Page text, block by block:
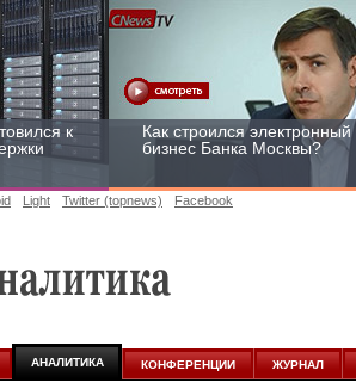
к
Как строился электронный
бизнес Банка Москвы?
участвовать
Light Twitter (topnews) Facebook
АНАЛИТИКА КОНФЕРЕНЦИИ ЖУРНАЛ